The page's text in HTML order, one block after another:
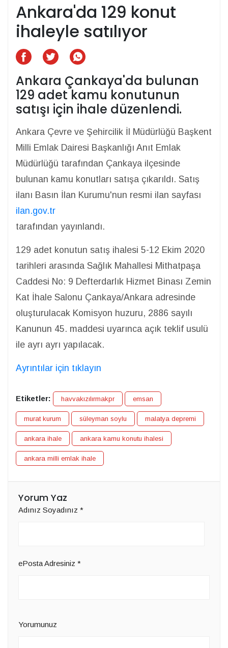
Ankara'da 129 konut
ihaleyle satılıyor
Ankara Çankaya'da bulunan
129 adet kamu konutunun
satışı için ihale düzenlendi.
Ankara Çevre ve Şehircilik İl Müdürlüğü Başkent
Milli Emlak Dairesi Başkanlığı Anıt Emlak
Müdürlüğü tarafından Çankaya ilçesinde
bulunan kamu konutları satışa çıkarıldı. Satış
ilanı Basın İlan Kurumu'nun resmi ilan sayfası
ilan.gov.tr
tarafından yayınlandı.
129 adet konutun satış ihalesi 5-12 Ekim 2020
tarihleri arasında Sağlık Mahallesi Mithatpaşa
Caddesi No: 9 Defterdarlık Hizmet Binası Zemin
Kat İhale Salonu Çankaya/Ankara adresinde
oluşturulacak Komisyon huzuru, 2886 sayılı
Kanunun 45. maddesi uyarınca açık teklif usulü
ile ayrı ayrı yapılacak.
Ayrıntılar için tıklayın
Etiketler: havvakızılırmakpr emsan
murat kurum süleyman soylu malatya depremi
ankara ihale ankara kamu konutu ihalesi
ankara milli emlak ihale
Yorum Yaz
Adınız Soyadınız *
ePosta Adresiniz *
Yorumunuz